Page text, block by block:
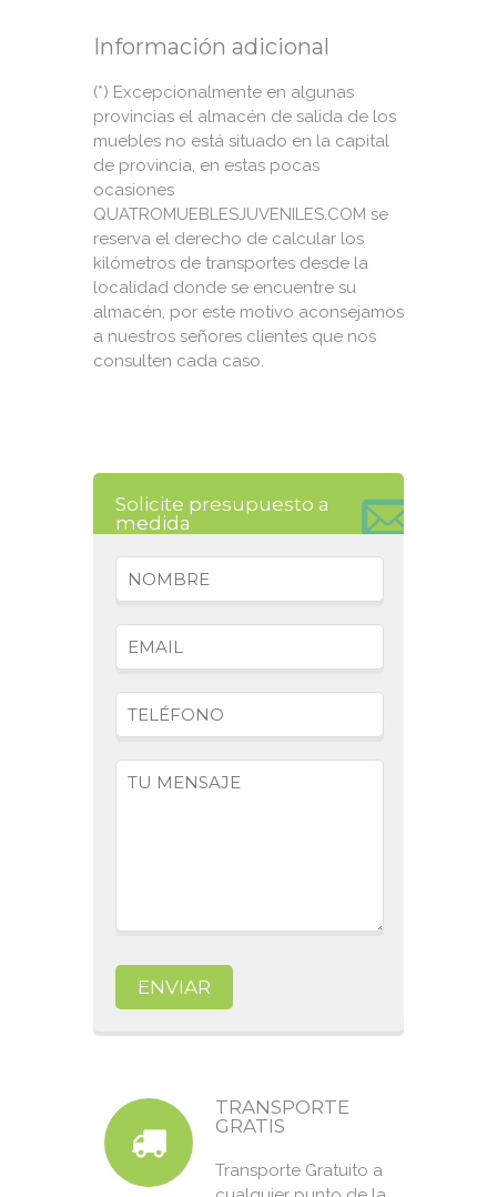
Información adicional
(*) Excepcionalmente en algunas
provincias el almacén de salida de los
muebles no está situado en la capital
de provincia, en estas pocas
ocasiones
QUATROMUEBLESJUVENILES.COM se
reserva el derecho de calcular los
kilómetros de transportes desde la
localidad donde se encuentre su
almacén, por este motivo aconsejamos
a nuestros señores clientes que nos
consulten cada caso.
Solicite presupuesto a
medida
TRANSPORTE
GRATIS
Transporte Gratuito a